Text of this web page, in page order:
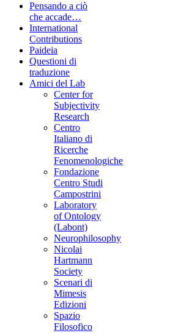
Pensando a ciò
che accade…
International
Contributions
Paideia
Questioni di
traduzione
Amici del Lab
Center for
Subjectivity
Research
Centro
Italiano di
Ricerche
Fenomenologiche
Fondazione
Centro Studi
Campostrini
Laboratory
of Ontology
(Labont)
Neurophilosophy
Nicolai
Hartmann
Society
Scenari di
Mimesis
Edizioni
Spazio
Filosofico